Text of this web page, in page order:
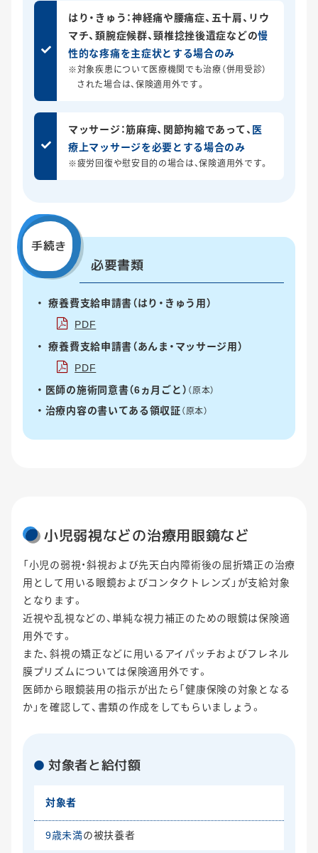
はり・きゅう ：神経痛や腰痛症、五十肩、リウ
マチ、頚腕症候群、頸椎捻挫後遺症などの慢
性的な疼痛を主症状とする場合のみ
※対象疾患について医療機関でも治療（併用受診）
された場合は、保険適用外です。
マッサージ：筋麻痺、関節拘縮であって、 医
療上マッサージを必要とする場合のみ
※疲労回復や慰安目的の場合は、保険適用外です。
手続き
必要書類
療養費支給申請書（はり・きゅう用）
PDF
療養費支給申請書（あんま・マッサージ用）
PDF
医師の施術同意書（6ヵ月ごと） （原本）
治療内容の書いてある領収証 （原本）
小児弱視などの治療用眼鏡など
「小児の弱視・斜視および先天白内障術後の屈折矯正の治療
用として用いる眼鏡およびコンタクトレンズ」が支給対象
となります。
近視や乱視などの、単純な視力補正のための眼鏡は保険適
用外です。
また、斜視の矯正などに用いるアイパッチおよびフレネル
膜プリズムについては保険適用外です。
医師から眼鏡装用の指示が出たら「健康保険の対象となる
か」を確認して、書類の作成をしてもらいましょう。
対象者と給付額
対象者
9歳未満の被扶養者